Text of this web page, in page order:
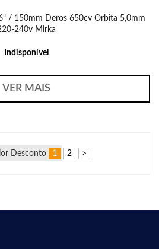
/ 150mm Deros 650cv Orbita 5,0mm
240v Mirka
Indisponível
VER MAIS
1 2 >